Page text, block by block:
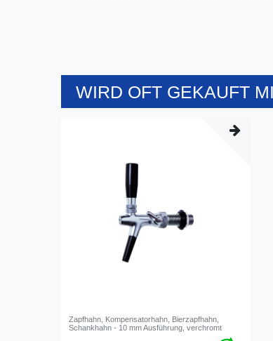
WIRD OFT GEKAUFT
Zapfhahn, Kompensatorhahn, Bierzapfhahn,
Schankhahn - 10 mm Ausführung, verchromt